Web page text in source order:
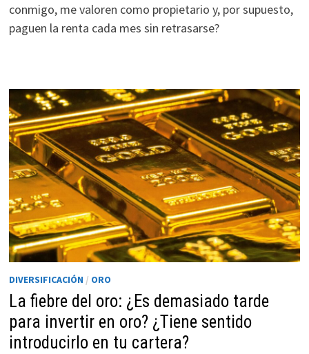
conmigo, me valoren como propietario y, por supuesto,
paguen la renta cada mes sin retrasarse?
DIVERSIFICACIÓN / ORO
La fiebre del oro: ¿Es demasiado tarde
para invertir en oro? ¿Tiene sentido
introducirlo en tu cartera?